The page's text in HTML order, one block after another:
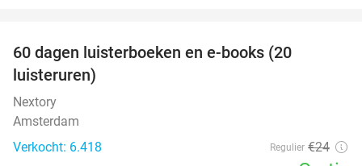
60 dagen luisterboeken en e-books (20
luisteruren)
Nextory
Amsterdam
Verkocht: 6.418
Regulier €24